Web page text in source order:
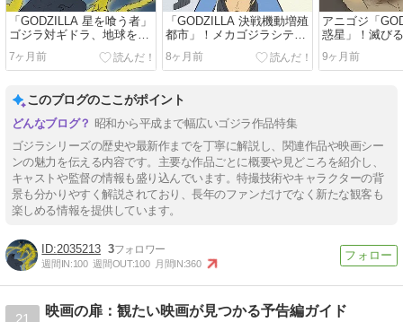
「GODZILLA 星を喰う者」
ゴジラ対ギドラ、地球をか
けた最終決戦
7ヶ月前
「GODZILLA 決戦機動増殖
都市」！メカゴジラシティ
が起動する…
8ヶ月前
アニゴジ「
惑星」！滅び
ゴジラか…
9ヶ月前
このブログのここがポイント
昭和から平成まで幅広いゴジラ作品特集
ゴジラシリーズの歴史や最新作までを丁寧に解説し、関連作品や映画シー
ンの魅力を伝える内容です。主要な作品ごとに概要や見どころを紹介し、
キャストや監督の情報も盛り込んでいます。特撮技術やキャラクターの背
景も分かりやすく解説されており、長年のファンだけでなく新たな観客も
楽しめる情報を提供しています。
2035213 3
週間IN:100 週間OUT:100 月間IN:360
映画の扉：観たい映画が見つかる予告編ガイド